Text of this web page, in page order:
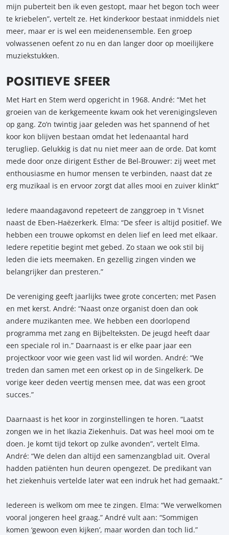
mijn puberteit ben ik even gestopt, maar het begon toch weer
te kriebelen”, vertelt ze. Het kinderkoor bestaat inmiddels niet
meer, maar er is wel een meidenensemble. Een groep
volwassenen oefent zo nu en dan langer door op moeilijkere
muziekstukken.
POSITIEVE SFEER
Met Hart en Stem werd opgericht in 1968. André: “Met het
groeien van de kerkgemeente kwam ook het verenigingsleven
op gang. Zo’n twintig jaar geleden was het spannend of het
koor kon blijven bestaan omdat het ledenaantal hard
terugliep. Gelukkig is dat nu niet meer aan de orde. Dat komt
mede door onze dirigent Esther de Bel-Brouwer: zij weet met
enthousiasme en humor mensen te verbinden, naast dat ze
erg muzikaal is en ervoor zorgt dat alles mooi en zuiver klinkt”
Iedere maandagavond repeteert de zanggroep in ’t Visnet
naast de Eben-Haëzerkerk. Elma: “De sfeer is altijd positief. We
hebben een trouwe opkomst en delen lief en leed met elkaar.
Iedere repetitie begint met gebed. Zo staan we ook stil bij
leden die iets meemaken. En gezellig zingen vinden we
belangrijker dan presteren.”
De vereniging geeft jaarlijks twee grote concerten; met Pasen
en met kerst. André: “Naast onze organist doen dan ook
andere muzikanten mee. We hebben een doorlopend
programma met zang en Bijbelteksten. De jeugd heeft daar
een speciale rol in.” Daarnaast is er elke paar jaar een
projectkoor voor wie geen vast lid wil worden. André: “We
treden dan samen met een orkest op in de Singelkerk. De
vorige keer deden veertig mensen mee, dat was een groot
succes.”
Daarnaast is het koor in zorginstellingen te horen. “Laatst
zongen we in het Ikazia Ziekenhuis. Dat was heel mooi om te
doen. Je komt tijd tekort op zulke avonden”, vertelt Elma.
André: “We delen dan altijd een samenzangblad uit. Overal
hadden patiënten hun deuren opengezet. De predikant van
het ziekenhuis vertelde later wat een indruk het had gemaakt.”
Iedereen is welkom om mee te zingen. Elma: “We verwelkomen
vooral jongeren heel graag.” André vult aan: “Sommigen
komen ‘gewoon even kijken’, maar worden dan toch lid.”